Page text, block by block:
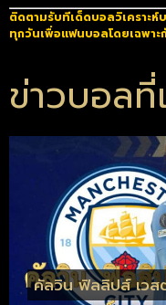
ติดตามรับทีเด็ดบอลวิเคราะห์
ทุกวันเพื่อแฟนบอลโดยเฉพาะ
ข่าวบอล
คัลวิน ฟิลลิปส์ เว